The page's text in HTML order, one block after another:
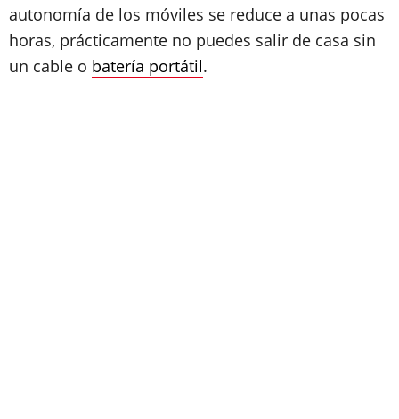
autonomía de los móviles se reduce a unas pocas
horas, prácticamente no puedes salir de casa sin
un cable o batería portátil.